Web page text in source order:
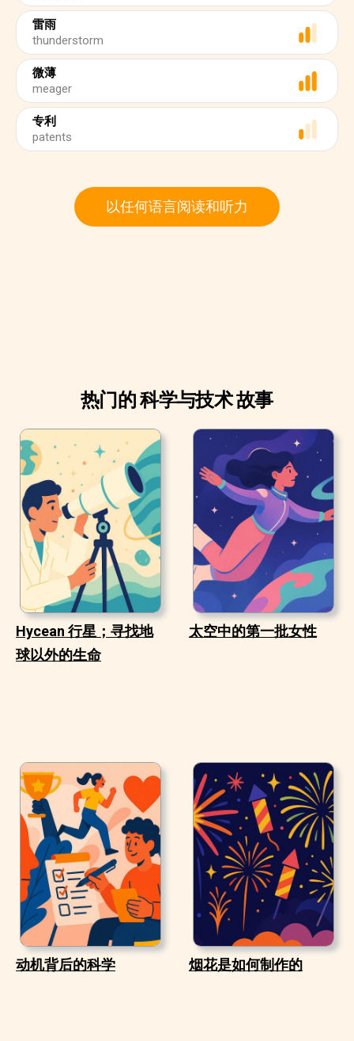
雷雨
thunderstorm
微薄
meager
专利
patents
以任何语言阅读和听力
热门的 科学与技术 故事
Hycean 行星；寻找地
球以外的生命
太空中的第一批女性
动机背后的科学 烟花是如何制作的